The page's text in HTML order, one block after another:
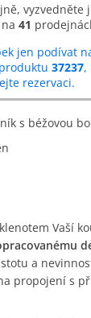
vyzvedněte
41
jen podívat
37237,
rezervaci.
s béžovou
Vaší
a
propojení s